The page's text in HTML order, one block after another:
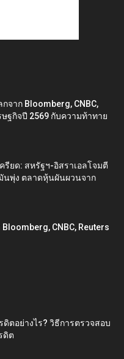
จาก Bloomberg, CNBC,
ษฐกิจปี 2569 กับความท้าทาย
รียด: สหรัฐฯ-อิสราเอลโจมตี
นพุ่ง ตลาดหุ้นผันผวนจาก
CNBC, Reuters
ตอย่างไร? วิธีการตรวจสอบ
ดิต